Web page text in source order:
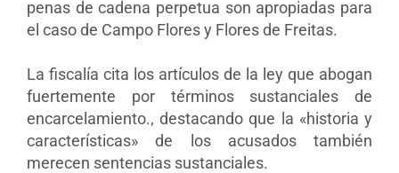
penas de cadena perpetua son apropiadas para
el caso de Campo Flores y Flores de Freitas.
La fiscalía cita los artículos de la ley que abogan
fuertemente por términos sustanciales de
encarcelamiento., destacando que la «historia y
características» de los acusados ​​también
merecen sentencias sustanciales.